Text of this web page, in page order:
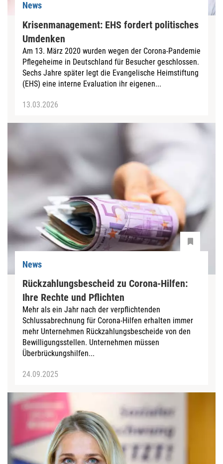
News
Krisenmanagement: EHS fordert politisches
Umdenken
Am 13. März 2020 wurden wegen der Corona-Pandemie
Pflegeheime in Deutschland für Besucher geschlossen.
Sechs Jahre später legt die Evangelische Heimstiftung
(EHS) eine interne Evaluation ihr eigenen...
13.03.2026
News
Rückzahlungsbescheid zu Corona-Hilfen:
Ihre Rechte und Pflichten
Mehr als ein Jahr nach der verpflichtenden
Schlussabrechnung für Corona-Hilfen erhalten immer
mehr Unternehmen Rückzahlungsbescheide von den
Bewilligungsstellen. Unternehmen müssen
Überbrückungshilfen...
24.09.2025